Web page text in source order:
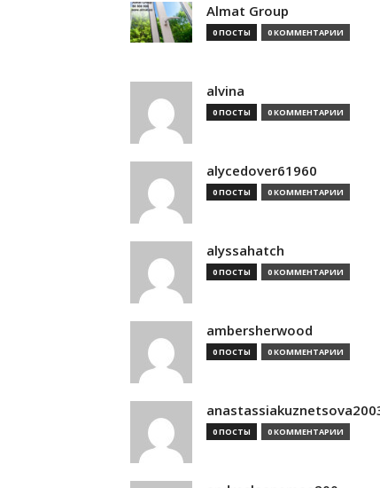
Almat Group
0 ПОСТЫ 0 КОММЕНТАРИИ
alvina
0 ПОСТЫ 0 КОММЕНТАРИИ
alycedover61960
0 ПОСТЫ 0 КОММЕНТАРИИ
alyssahatch
0 ПОСТЫ 0 КОММЕНТАРИИ
ambersherwood
0 ПОСТЫ 0 КОММЕНТАРИИ
0 ПОСТЫ 0 КОММЕНТАРИИ